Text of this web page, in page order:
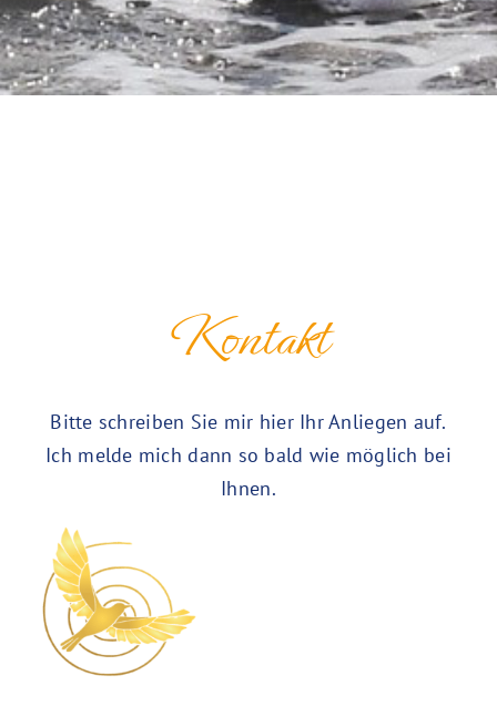
Kontakt
Bitte schreiben Sie mir hier Ihr Anliegen auf.
Ich melde mich dann so bald wie möglich bei
Ihnen.